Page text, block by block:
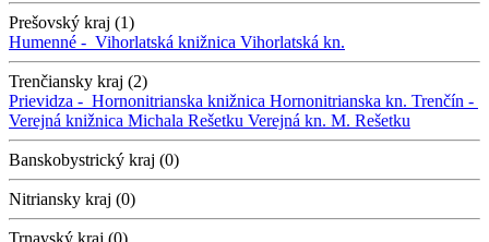
Prešovský kraj (1)
Humenné - Vihorlatská knižnica Vihorlatská kn.
Trenčiansky kraj (2)
Prievidza - Hornonitrianska knižnica Hornonitrianska kn. Trenčín -
Verejná knižnica Michala Rešetku Verejná kn. M. Rešetku
Banskobystrický kraj (0)
Nitriansky kraj (0)
Trnavský kraj (0)